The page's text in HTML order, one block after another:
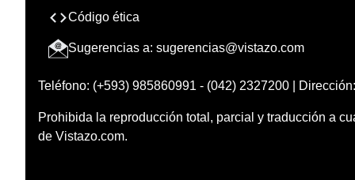
Código ética
Sugerencias a: sugerencias@vistazo.com
Teléfono: (+593) 985860991 - (042) 2327200 |
Prohibida la reproducción total, parcial y traducción a
de Vistazo.com.